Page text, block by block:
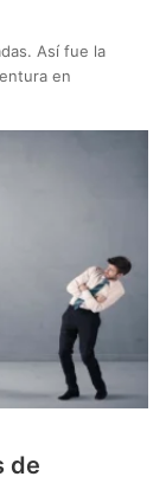
Así fue la
en
de